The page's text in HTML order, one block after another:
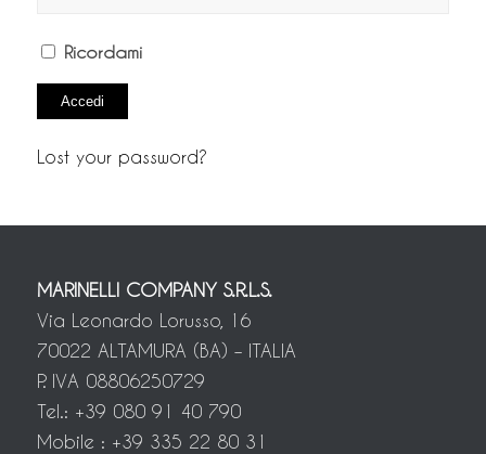
Ricordami
Lost your password?
MARINELLI COMPANY S.R.L.S.
Via Leonardo Lorusso, 16
70022 ALTAMURA (BA) – ITALIA
P. IVA 08806250729
Tel.: +39 080 91 40 790
Mobile : +39 335 22 80 31